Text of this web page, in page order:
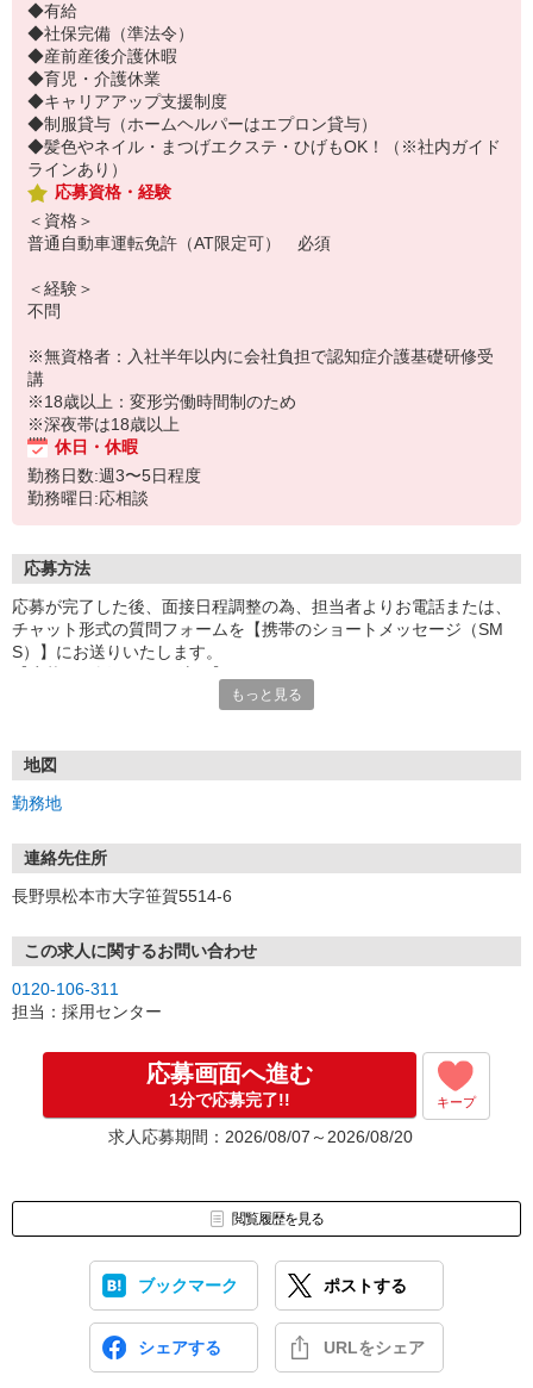
◆有給
◆社保完備（準法令）
◆産前産後介護休暇
◆育児・介護休業
◆キャリアアップ支援制度
◆制服貸与（ホームヘルパーはエプロン貸与）
◆髪色やネイル・まつげエクステ・ひげもOK！（※社内ガイド
ラインあり）
応募資格・経験
＜資格＞
普通自動車運転免許（AT限定可） 必須
＜経験＞
不問
※無資格者：入社半年以内に会社負担で認知症介護基礎研修受
講
※18歳以上：変形労働時間制のため
※深夜帯は18歳以上
休日・休暇
勤務日数:週3〜5日程度
勤務曜日:応相談
応募方法
応募が完了した後、面接日程調整の為、担当者よりお電話または、
チャット形式の質問フォームを【携帯のショートメッセージ（SM
S）】にお送りいたします。
1.応募…Webもしくはお電話より応募ください。
※実技試験はドライバーの職種のみとなります。
もっと見る
地図
勤務地
連絡先住所
長野県松本市大字笹賀5514-6
この求人に関するお問い合わせ
0120-106-311
担当：採用センター
応募画面へ進む
1分で応募完了!! キープ
求人応募期間：2026/08/07～2026/08/20
閲覧履歴を見る
ブックマーク ポストする
シェアする URLをシェア